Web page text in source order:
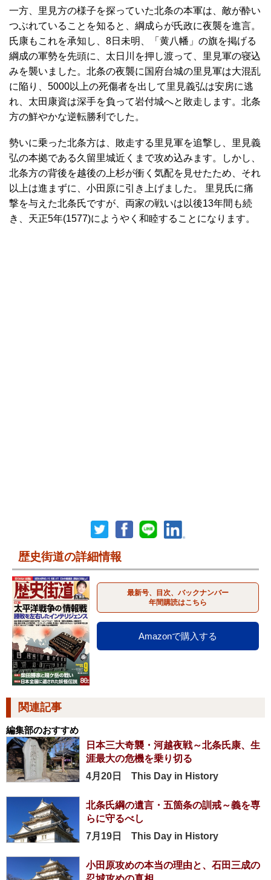
一方、里見方の様子を探っていた北条の本軍は、敵が酔い
つぶれていることを知ると、綱成らが氏政に夜襲を進言。
氏康もこれを承知し、8日未明、「黄八幡」の旗を掲げる
綱成の軍勢を先頭に、太日川を押し渡って、里見軍の寝込
みを襲いました。北条の夜襲に国府台城の里見軍は大混乱
に陥り、5000以上の死傷者を出して里見義弘は安房に逃
れ、太田康資は深手を負って岩付城へと敗走します。北条
方の鮮やかな逆転勝利でした。
勢いに乗った北条方は、敗走する里見軍を追撃し、里見義
弘の本拠である久留里城近くまで攻め込みます。しかし、
北条方の背後を越後の上杉が衝く気配を見せたため、それ
以上は進まずに、小田原に引き上げました。 里見氏に痛
撃を与えた北条氏ですが、両家の戦いは以後13年間も続
き、天正5年(1577)にようやく和睦することになります。
歴史街道の詳細情報
最新号、目次、バックナンバー
年間購読はこちら
Amazonで購入する
関連記事
編集部のおすすめ
日本三大奇襲・河越夜戦～北条氏康、生
涯最大の危機を乗り切る
4月20日 This Day in History
北条氏綱の遺言・五箇条の訓戒～義を専
らに守るべし
7月19日 This Day in History
小田原攻めの本当の理由と、石田三成の